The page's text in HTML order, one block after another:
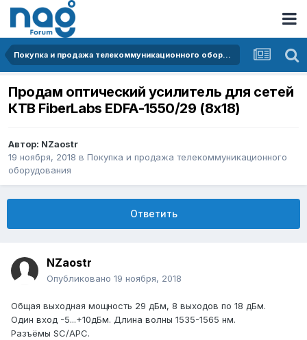
Покупка и продажа телекоммуникационного оборудования
Продам оптический усилитель для сетей
КТВ FiberLabs EDFA-1550/29 (8x18)
Автор: NZaostr
19 ноября, 2018 в Покупка и продажа телекоммуникационного
оборудования
Ответить
NZaostr
Опубликовано 19 ноября, 2018
Общая выходная мощность 29 дБм, 8 выходов по 18 дБм.
Один вход -5...+10дБм. Длина волны 1535-1565 нм.
Разъёмы SC/APC.